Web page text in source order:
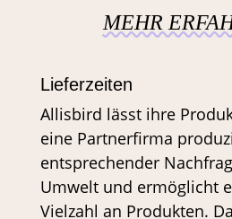
MEHR
Lieferzeiten
Allisbird lässt ihre
eine Partnerfirma
entsprechender
Umwelt und ermöglicht
Vielzahl an Produkten.